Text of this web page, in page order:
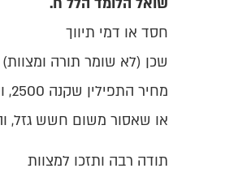
חסד או דמי תיווך
שכן (לא שומר תורה
מחיר התפילין שקנה 2500, ועכשיו שואל השכן האם מותר לו לומר סכום יותר גבוה (3000 בערך) תמורת שכר טירחה,
או שאסור משום חשש גזל,
תודה רבה ותזכו למצוות